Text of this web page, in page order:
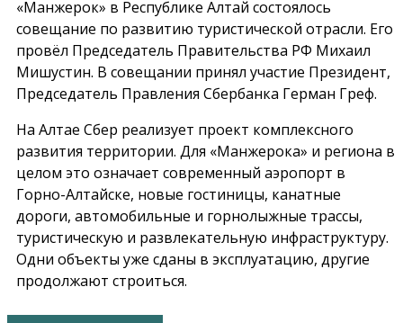
«Манжерок» в Республике Алтай состоялось
совещание по развитию туристической отрасли. Его
провёл Председатель Правительства РФ Михаил
Мишустин. В совещании принял участие Президент,
Председатель Правления Сбербанка Герман Греф.
На Алтае Сбер реализует проект комплексного
развития территории. Для «Манжерока» и региона в
целом это означает современный аэропорт в
Горно-Алтайске, новые гостиницы, канатные
дороги, автомобильные и горнолыжные трассы,
туристическую и развлекательную инфраструктуру.
Одни объекты уже сданы в эксплуатацию, другие
продолжают строиться.